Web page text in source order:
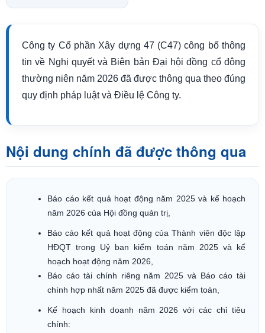
Công ty Cổ phần Xây dựng 47 (C47) công bố thông
tin về Nghị quyết và Biên bản Đại hội đồng cổ đông
thường niên năm 2026 đã được thông qua theo đúng
quy định pháp luật và Điều lệ Công ty.
Nội dung chính đã được thông qua
Báo cáo kết quả hoạt động năm 2025 và kế hoạch
năm 2026 của Hội đồng quản trị,
Báo cáo kết quả hoạt động của Thành viên độc lập
HĐQT trong Uỷ ban kiểm toán năm 2025 và kế
hoạch hoạt động năm 2026,
Báo cáo tài chính riêng năm 2025 và Báo cáo tài
chính hợp nhất năm 2025 đã được kiểm toán,
Kế hoạch kinh doanh năm 2026 với các chỉ tiêu
chính: